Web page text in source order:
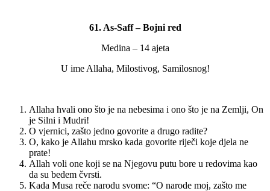
61. As-Saff – Bojni red
Medina – 14 ajeta
U ime Allaha, Milostivog, Samilosnog!
Allaha hvali ono što je na nebesima i ono što je na Zemlji, On
je Silni i Mudri!
O vjernici, zašto jedno govorite a drugo radite?
O, kako je Allahu mrsko kada govorite riječi koje djela ne
prate!
Allah voli one koji se na Njegovu putu bore u redovima kao
da su bedem čvrsti.
Kada Musa reče narodu svome: “O narode moj, zašto me